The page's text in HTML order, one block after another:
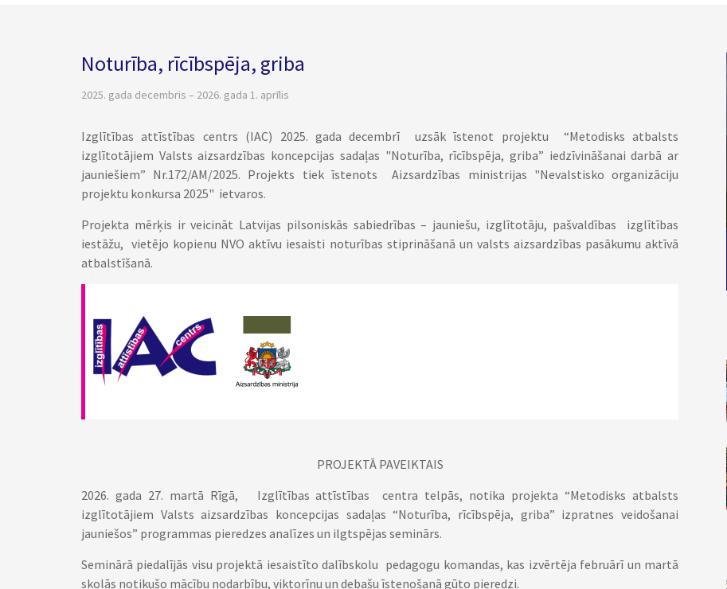
Noturība, rīcībspēja, griba
2025. gada decembris – 2026. gada 1. aprīlis
Izglītības attīstības centrs (IAC) 2025. gada decembrī uzsāk īstenot projektu “Metodisks atbalsts
izglītotājiem Valsts aizsardzības koncepcijas sadaļas "Noturība, rīcībspēja, griba” iedzīvināšanai darbā ar
jauniešiem” Nr.172/AM/2025. Projekts tiek īstenots Aizsardzības ministrijas "Nevalstisko organizāciju
projektu konkursa 2025" ietvaros.
Projekta mērķis ir veicināt Latvijas pilsoniskās sabiedrības – jauniešu, izglītotāju, pašvaldības izglītības
iestāžu, vietējo kopienu NVO aktīvu iesaisti noturības stiprināšanā un valsts aizsardzības pasākumu aktīvā
atbalstīšanā.
PROJEKTĀ PAVEIKTAIS
2026. gada 27. martā Rīgā, Izglītības attīstības centra telpās, notika projekta “Metodisks atbalsts
izglītotājiem Valsts aizsardzības koncepcijas sadaļas “Noturība, rīcībspēja, griba” izpratnes veidošanai
jauniešos” programmas pieredzes analīzes un ilgtspējas seminārs.
Seminārā piedalījās visu projektā iesaistīto dalībskolu pedagogu komandas, kas izvērtēja februārī un martā
skolās notikušo mācību nodarbību, viktorīnu un debašu īstenošanā gūto pieredzi.